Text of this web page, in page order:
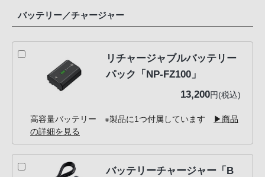
バッテリー／チャージャー
リチャージャブルバッテリー
パック「NP-FZ100」
13,200円(税込)
高容量バッテリー ※製品に1つ付属しています
▶商品
の詳細を見る
バッテリーチャージャー「B